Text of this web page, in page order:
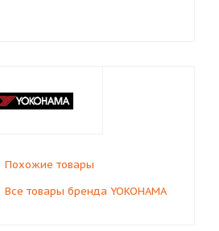
Похожие товары
Все товары бренда YOKOHAMA